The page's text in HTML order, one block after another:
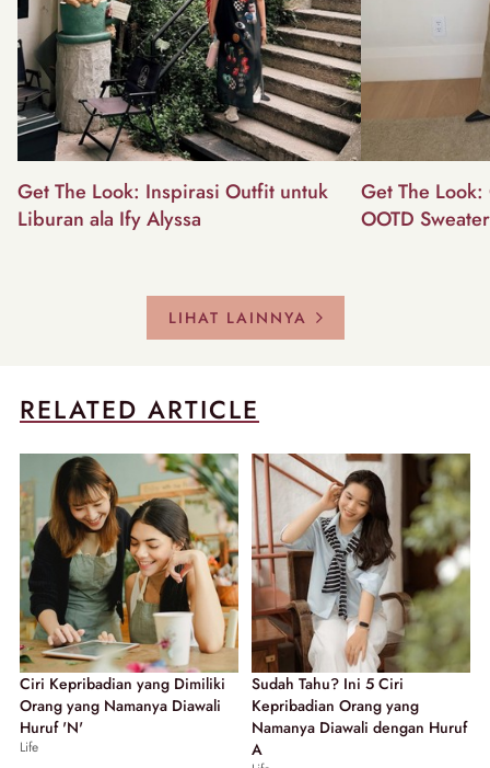
Get The Look: Inspirasi Outfit untuk
Liburan ala Ify Alyssa
Get The
OOTD
LIHAT LAINNYA
RELATED ARTICLE
Ciri Kepribadian yang Dimiliki
Orang yang Namanya Diawali
Huruf 'N'
Life
Sudah Tahu? Ini 5 Ciri
Kepribadian Orang yang
Namanya Diawali dengan Huruf
A